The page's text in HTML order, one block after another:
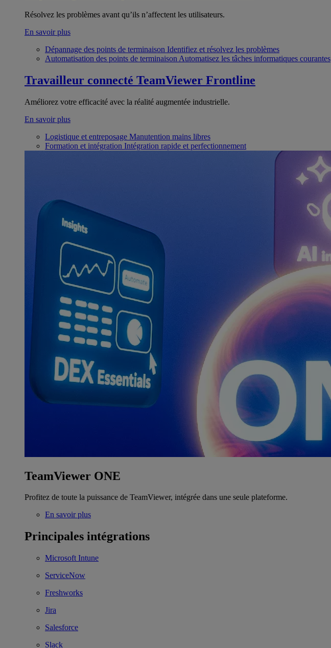
Résolvez les problèmes avant qu’ils n’affectent les utilisateurs.
En savoir plus
Dépannage des points de terminaison Identifiez et résolvez les problèmes
Automatisation des points de terminaison Automatisez les tâches informatiques courantes
Travailleur connecté TeamViewer Frontline
Améliorez votre efficacité avec la réalité augmentée industrielle.
En savoir plus
Logistique et entreposage Manutention mains libres
Formation et intégration Intégration rapide et perfectionnement
TeamViewer ONE
Profitez de toute la puissance de TeamViewer, intégrée dans une seule plateforme.
En savoir plus
Principales intégrations
Microsoft Intune
ServiceNow
Freshworks
Jira
Salesforce
Slack